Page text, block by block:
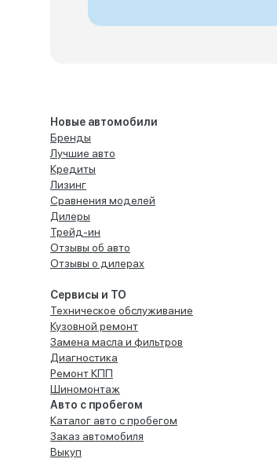
Новые автомобили
Бренды
Лучшие авто
Кредиты
Лизинг
Сравнения моделей
Дилеры
Трейд-ин
Отзывы об авто
Отзывы о дилерах
Сервисы и ТО
Техническое обслуживание
Кузовной ремонт
Замена масла и фильтров
Диагностика
Ремонт КПП
Шиномонтаж
Авто с пробегом
Каталог авто с пробегом
Заказ автомобиля
Выкуп